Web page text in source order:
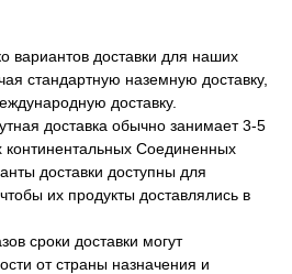
вариантов доставки для наших
стандартную наземную доставку,
доставку.
доставка обычно занимает 3-5
континентальных Соединенных
доставки доступны для
их продукты доставлялись в
сроки доставки могут
от страны назначения и